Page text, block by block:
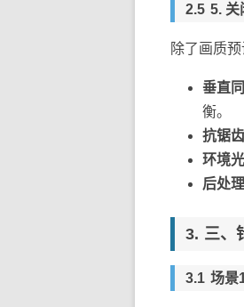
5. 关
除了画质
垂直
衡。
抗锯齿
环境
后处
三、
场景